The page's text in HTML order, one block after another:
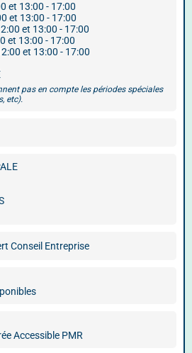
et 13:00 - 17:00
et 13:00 - 17:00
et 13:00 - 17:00
et 13:00 - 17:00
et 13:00 - 17:00
pas en compte les périodes spéciales
etc).
Conseil Entreprise
Accessible PMR